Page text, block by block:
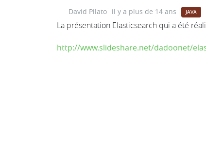
David Pilato il y a plus de 14 ans JAVA
La présentation Elasticsearch qui a été
http://www.slideshare.net/dadoonet/